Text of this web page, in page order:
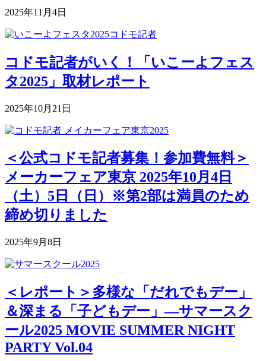
2025年11月4日
コドモ記者がいく！「いこーよフェス
タ2025」取材レポート
2025年10月21日
＜公式コドモ記者募集！参加費無料＞
メーカーフェア東京 2025年10月4日
（土）5日（日）※第2部は満員のため
締め切りました
2025年9月8日
＜レポート＞多様な「だれでもデー」
＆深まる「子どもデー」―サマースク
ール2025 MOVIE SUMMER NIGHT
PARTY Vol.04